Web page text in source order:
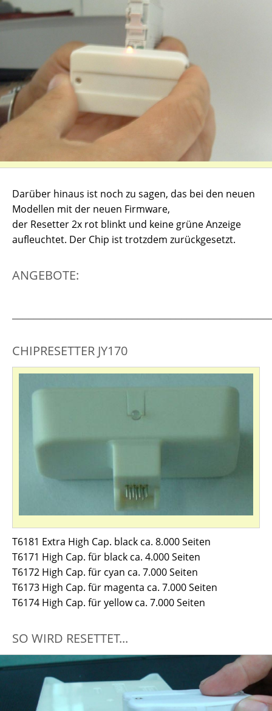
Darüber hinaus ist noch zu sagen, das bei den neuen
Modellen mit der neuen Firmware,
der Resetter 2x rot blinkt und keine grüne Anzeige
aufleuchtet. Der Chip ist trotzdem zurückgesetzt.
ANGEBOTE:
CHIPRESETTER JY170
T6181 Extra High Cap. black ca. 8.000 Seiten
T6171 High Cap. für black ca. 4.000 Seiten
T6172 High Cap. für cyan ca. 7.000 Seiten
T6173 High Cap. für magenta ca. 7.000 Seiten
T6174 High Cap. für yellow ca. 7.000 Seiten
SO WIRD RESETTET...